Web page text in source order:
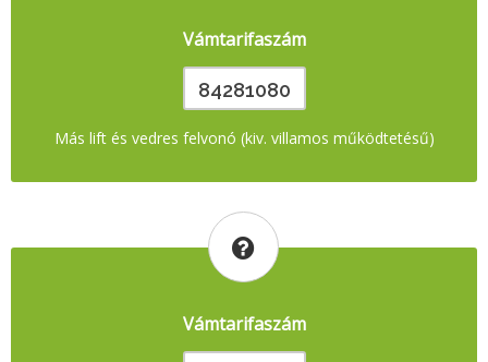
Vámtarifaszám
84281080
Más lift és vedres felvonó (kiv. villamos működtetésű)
Vámtarifaszám